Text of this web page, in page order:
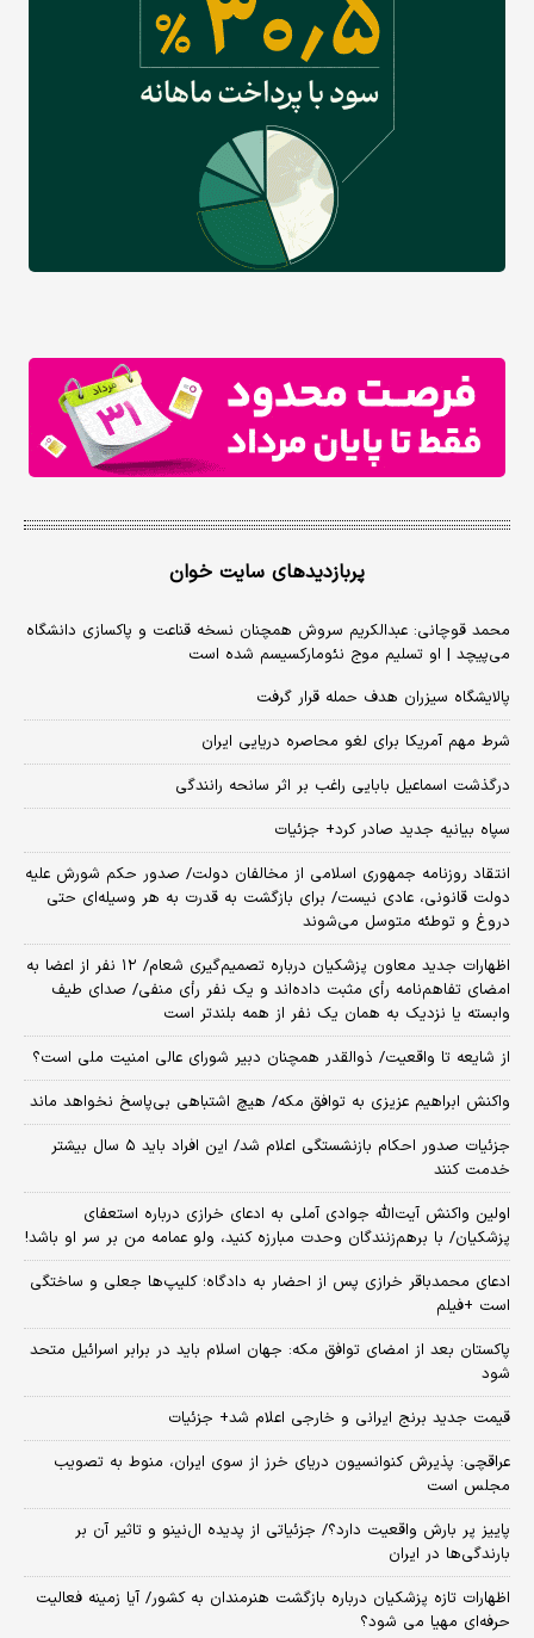
پربازدیدهای سایت خوان
محمد قوچانی: عبدالکریم سروش همچنان نسخه قناعت و پاکسازی دانشگاه
می‌پیچد | او تسلیم موج نئومارکسیسم شده است
پالایشگاه سیزران هدف حمله قرار گرفت
شرط مهم آمریکا برای لغو محاصره دریایی ایران
درگذشت اسماعیل بابایی راغب بر اثر سانحه رانندگی
سپاه بیانیه جدید صادر کرد+ جزئیات
انتقاد روزنامه جمهوری اسلامی از مخالفان دولت/ صدور حکم شورش علیه
دولت قانونی، عادی نیست/ برای بازگشت به قدرت به هر وسیله‌ای حتی
دروغ و توطئه متوسل می‌شوند
اظهارات جدید معاون پزشکیان درباره تصمیم‌گیری شعام/ ۱۲ نفر از اعضا به
امضای تفاهم‌نامه رأی مثبت داده‌اند و یک نفر رأی منفی/ صدای طیف
وابسته یا نزدیک به همان یک نفر از همه بلندتر است
از شایعه تا واقعیت/ ذوالقدر همچنان دبیر شورای ‌عالی امنیت ملی است؟
واکنش ابراهیم عزیزی به توافق مکه/ هیچ اشتباهی بی‌پاسخ نخواهد ماند
جزئیات صدور احکام بازنشستگی اعلام شد/ این افراد باید ۵ سال بیشتر
خدمت کنند
اولین واکنش آیت‌الله جوادی آملی به ادعای خرازی درباره استعفای
پزشکیان/ با برهم‌زنندگان وحدت مبارزه کنید، ولو عمامه من بر سر او باشد!
ادعای محمدباقر خرازی پس از احضار به دادگاه؛ کلیپ‌ها جعلی و ساختگی
است +فیلم
پاکستان بعد از امضای توافق مکه: جهان اسلام باید در برابر اسرائیل متحد
شود
قیمت جدید برنج ایرانی و خارجی اعلام شد+ جزئیات
عراقچی: پذیرش کنوانسیون دریای خرز از سوی ایران، منوط به تصویب
مجلس است
پاییز پر بارش واقعیت دارد؟/ جزئیاتی از پدیده ال‌نینو و تاثیر آن بر
بارندگی‌ها در ایران
اظهارات تازه پزشکیان درباره بازگشت هنرمندان به کشور/ آیا زمینه فعالیت
حرفه‌ای مهیا می شود؟